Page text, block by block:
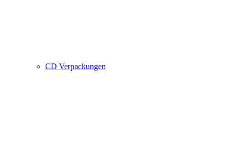
CD Verpackungen